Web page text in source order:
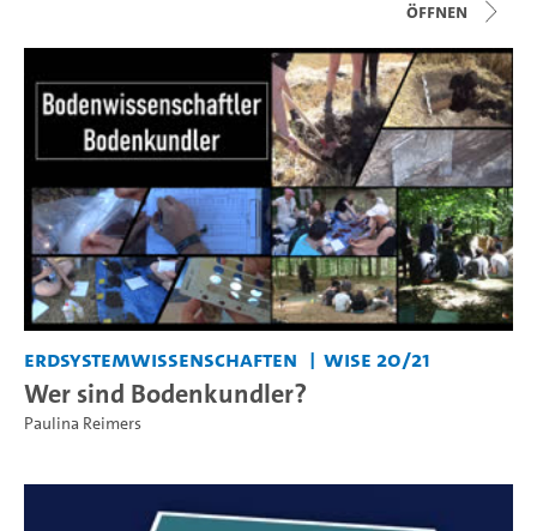
Öffnen
Erdsystemwissenschaften WiSe 20/21
Wer sind Bodenkundler?
Paulina Reimers